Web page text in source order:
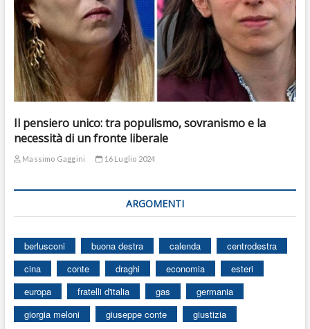
Il pensiero unico: tra populismo, sovranismo e la
necessità di un fronte liberale
Massimo Gaggini 16 Luglio 2024
ARGOMENTI
berlusconi buona destra calenda
centrodestra
cina
conte draghi economia
esteri
europa
fratelli d'italia gas
germania
giorgia meloni
giuseppe conte
giustizia